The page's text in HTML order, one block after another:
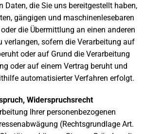
Daten, die Sie uns bereitgestellt haben,
gängigen und maschinenlesebaren
die Übermittlung an einen anderen
verlangen, sofern die Verarbeitung auf
oder auf Grund die Verarbeitung
oder auf einem Vertrag beruht und
automatisierter Verfahren erfolgt.
Widerspruchsrecht
Ihrer personenbezogenen
(Rechtsgrundlage Art.